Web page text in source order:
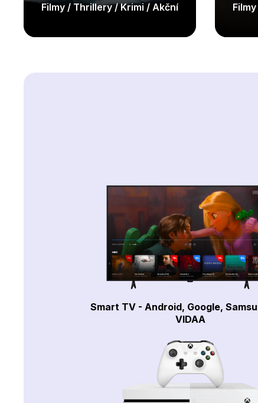
Filmy / Thrillery / Krimi / Akční
Smart TV - Android, Google,
VIDAA